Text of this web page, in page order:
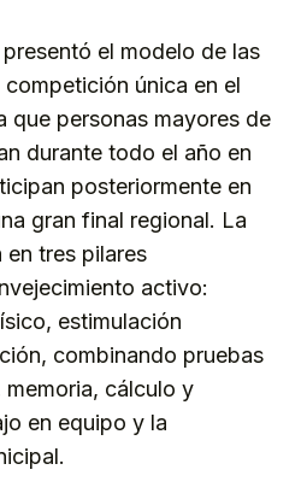
el modelo de las
única en el
que personas mayores de
durante todo el año en
posteriormente en
gran final regional. La
en tres pilares
activo:
estimulación
combinando pruebas
cálculo y
en equipo y la